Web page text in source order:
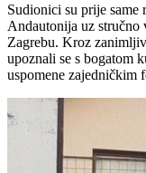
Sudionici su prije
Andautonija uz stručno
Zagrebu. Kroz
upoznali se s bogatom
uspomene zajedničkim